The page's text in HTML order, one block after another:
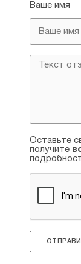
Ваше имя
Оставьте
получите